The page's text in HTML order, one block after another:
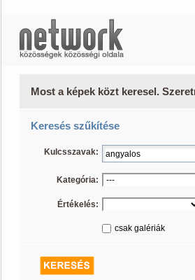
Most a képek közt keresel.
Keresés szűkítése
Kulcsszavak:
Kategória:
Értékelés:
csak galériák